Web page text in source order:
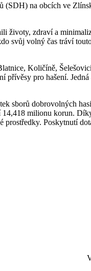
(SDH) na obcích ve
životy, zdraví a
svůj volný čas tráví
Količíně,
pro hašení.
sborů dobrovolných
14,418 milionu korun.
Poskytnutí